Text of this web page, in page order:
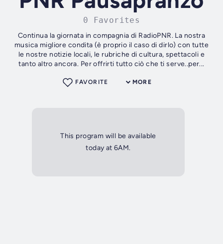
0 Favorites
Continua la giornata in compagnia di RadioPNR. La nostra
musica migliore condita (è proprio il caso di dirlo) con tutte
le nostre notizie locali, le rubriche di cultura, spettacoli e
tanto altro ancora. Per offrirti tutto ciò che ti serve..per...
MORE
FAVORITE
This program will be available
today at 6AM.